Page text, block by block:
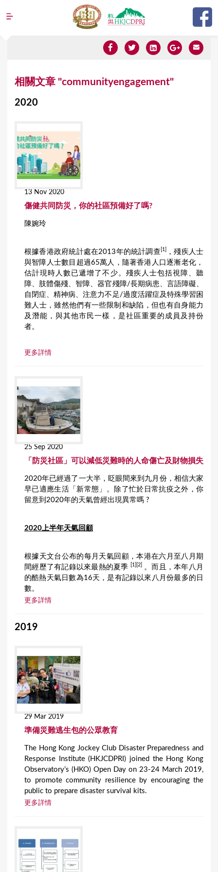
Jump to navigation
相關文章 "communityengagement"
2020
13 Nov 2020
傷健共同防災，你的社區預備好了嗎?
陳婉玲
根據香港政府統計處在2013年的統計調查 [1] ，殘疾人士
與智障人士數目超過65萬人，隨著香港人口逐漸老化，
估計現時人數已遞增了不少。殘疾人士包括視障、聽
障、肢體傷殘、智障、器官殘障/長期病患、言語障礙、
自閉症、精神病、注意力不足/過度活躍症及特殊學習困
難人士，雖然他們有一些限制和缺陷，但也有自身能力
及潛能，與其他市民一樣，是社區重要的成員及持份
者。
更多詳情
25 Sep 2020
「防災社區」可以減低災難時的人命傷亡及財物損失
2020年已經過了一大半，眨眼間來到九月份，相信大家
早已適應生活「新常態」。除了忙於日常抗疫之外，你
留意到2020年的天氣曾經出現異常嗎 ?
2020上半年天氣回顧
根據天文台公布的每月天氣回顧，本港在六月至八月期
間經歷了有記錄以來最熱的夏季
[1][2] 。而且，本年八月
的酷熱天氣日數為16天，是有記錄以來八月份最多的日
數。
更多詳情
2019
29 Mar 2019
準備災難逃生包的公眾教育
The Hong Kong Jockey Club Disaster Preparedness and
Response Institute (HKJCDPRI) joined the Hong Kong
Observatory’s (HKO) Open Day on 23-24 March 2019,
to promote community resilience by encouraging the
public to prepare disaster survival kits.
更多詳情